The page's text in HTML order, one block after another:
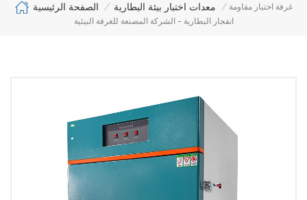
الصفحة الرئيسية / معدات اختبار بيئة البطارية / غرفة اختبار مقاومة
انفجار البطارية - الشركة المصنعة للغرفة البيئية